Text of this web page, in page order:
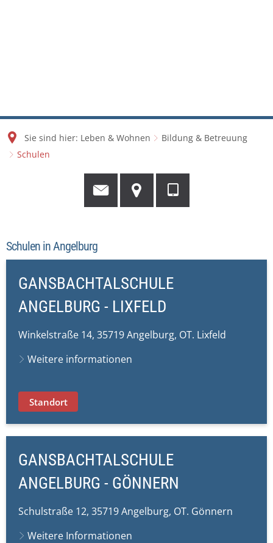
Sie sind hier: Leben & Wohnen
Bildung & Betreuung
Schulen
Schulen
Schulen in Angelburg
GANSBACHTALSCHULE
ANGELBURG - LIXFELD
Winkelstraße 14, 35719 Angelburg, OT. Lixfeld
Weitere informationen
Standort
GANSBACHTALSCHULE
ANGELBURG - GÖNNERN
Schulstraße 12, 35719 Angelburg, OT. Gönnern
Weitere Informationen